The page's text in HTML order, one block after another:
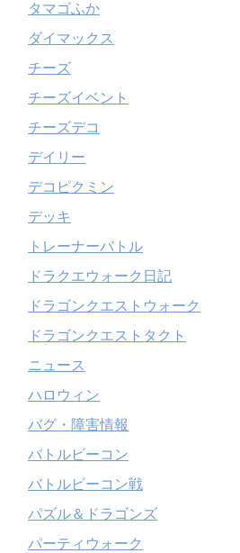
タマゴふか
ダイマックス
チーズ
チーズイベント
チーズデコ
デイリー
デコピクミン
デッキ
トレーナーバトル
ドラクエウォーク日記
ドラゴンクエストウォーク
ドラゴンクエストタクト
ニュース
ハロウィン
バグ・障害情報
バトルビーコン
バトルビーコン戦
パズル＆ドラゴンズ
パーティウォーク